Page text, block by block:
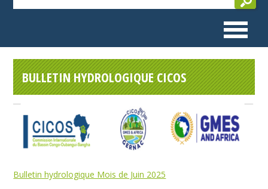
BULLETIN HYDROLOGIQUE CICOS
Bulletin hydrologique Mois de Juin 2025